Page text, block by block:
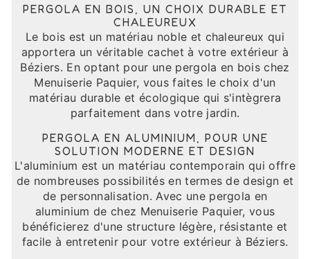
PERGOLA EN BOIS, UN CHOIX DURABLE ET
CHALEUREUX
Le bois est un matériau noble et chaleureux qui
apportera un véritable cachet à votre extérieur à
Béziers. En optant pour une pergola en bois chez
Menuiserie Paquier, vous faites le choix d'un
matériau durable et écologique qui s'intègrera
parfaitement dans votre jardin.
PERGOLA EN ALUMINIUM, POUR UNE
SOLUTION MODERNE ET DESIGN
L'aluminium est un matériau contemporain qui offre
de nombreuses possibilités en termes de design et
de personnalisation. Avec une pergola en
aluminium de chez Menuiserie Paquier, vous
bénéficierez d'une structure légère, résistante et
facile à entretenir pour votre extérieur à Béziers.